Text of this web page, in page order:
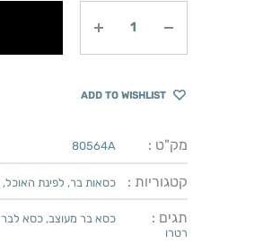
ADD TO WISHLIST
מק"ט : 80564A
קטגוריות : כסאות בר, לפינת האוכל,
תגים : כסא בר מעוצב, כסא לבר 90
רטרו